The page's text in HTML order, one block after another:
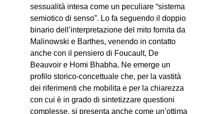
sessualità intesa come un peculiare “sistema
semiotico di senso”. Lo fa seguendo il doppio
binario dell’interpretazione del mito fornita da
Malinowski e Barthes, venendo in contatto
anche con il pensiero di Foucault, De
Beauvoir e Homi Bhabha. Ne emerge un
profilo storico-concettuale che, per la vastità
dei riferimenti che mobilita e per la chiarezza
con cui è in grado di sintetizzare questioni
complesse, si presenta anche come un’ottima